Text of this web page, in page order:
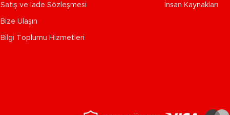
Satış ve İade Sözleşmesi
Bize Ulaşın
Bilgi Toplumu Hizmetleri
İnsan Kaynakları